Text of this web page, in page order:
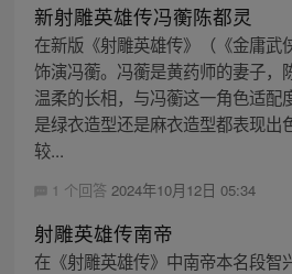
新射雕英雄传冯蘅陈都灵
在新版《射雕英雄传》（《金庸武
饰演冯蘅。冯蘅是黄药师的妻子，
温柔的长相，与冯蘅这一角色适配
是绿衣造型还是麻衣造型都表现出
较...
1 个回答 2024年10月12日 05:34
射雕英雄传南帝
在《射雕英雄传》中南帝本名段智